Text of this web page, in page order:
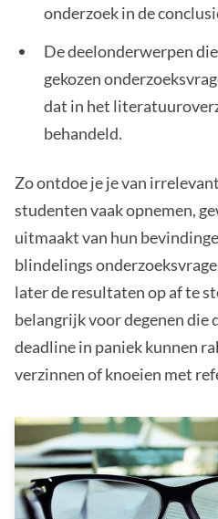
onderzoek in de
De deelonderwerpen
gekozen
dat in het
behandeld.
Zo ontdoe je je van
studenten vaak opnemen,
uitmaakt van hun
blindelings
later de resultaten op af te
belangrijk voor degenen die
deadline in paniek kunnen
verzinnen of knoeien met